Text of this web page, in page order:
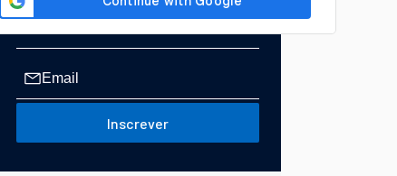
Inscrever